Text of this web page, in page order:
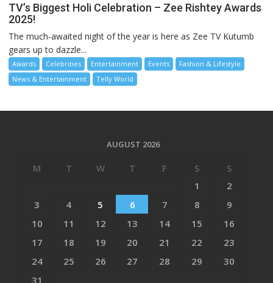
TV’s Biggest Holi Celebration – Zee Rishtey Awards
2025!
The much-awaited night of the year is here as Zee TV Kutumb
gears up to dazzle...
Awards Celebrities Entertainment Events
Fashion & Lifestyle
News & Entertainment
Telly World
AUGUST 2026
M T W T F S
S
1
2
3
4 5 6 7 8
9
10
11 12 13 14 15
16
17
18 19 20 21 22
23
24
25 26 27 28 29
30
31